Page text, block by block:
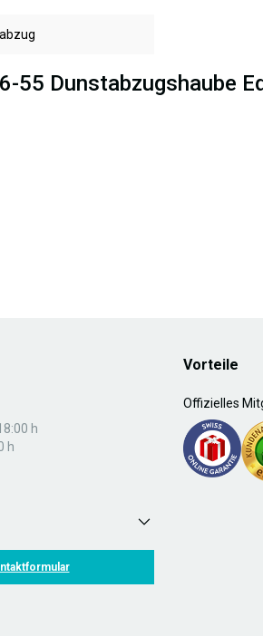
55 Dunstabzugshaube
h
h
Vorteile
Offizielles